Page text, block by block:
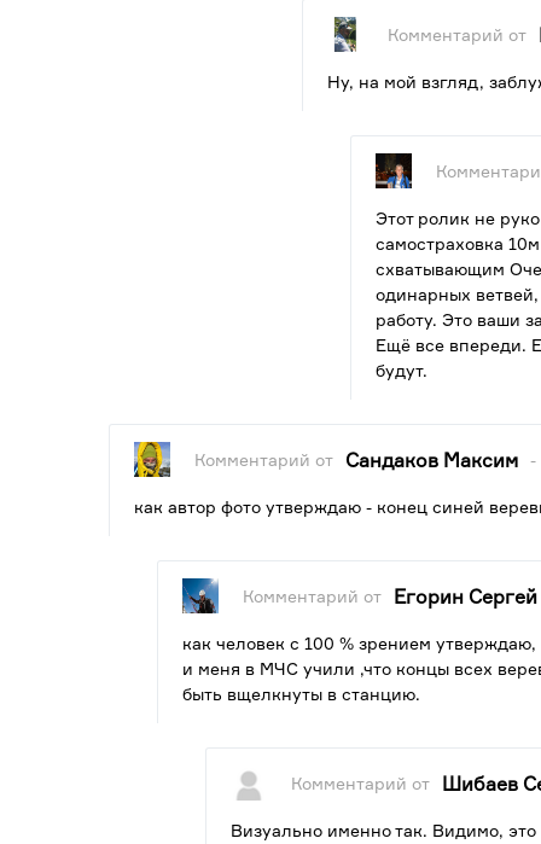
Комментарий от
Ну, на мой взгляд,
Этот ролик не
самостраховка
схватывающим
одинарных
работу. Это ваши
Ещё все впереди.
будут.
Комментарий от Сандаков Максим -
как автор фото утверждаю - конец синей
Комментарий от Егорин Сергей
как человек с 100 % зрением
и меня в МЧС учили ,что концы всех
быть вщелкнуты в станцию.
Комментарий от Шибаев
Визуально именно так. Видимо,